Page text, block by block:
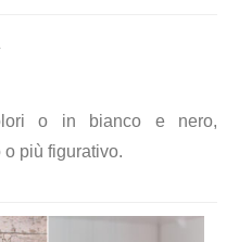
o in bianco e nero,
più figurativo.